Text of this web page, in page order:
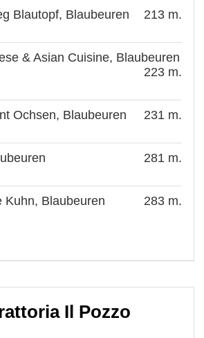
Blautopf, Blaubeuren 213 m.
& Asian Cuisine, Blaubeuren
223 m.
Ochsen, Blaubeuren 231 m.
281 m.
Kuhn, Blaubeuren 283 m.
Il Pozzo